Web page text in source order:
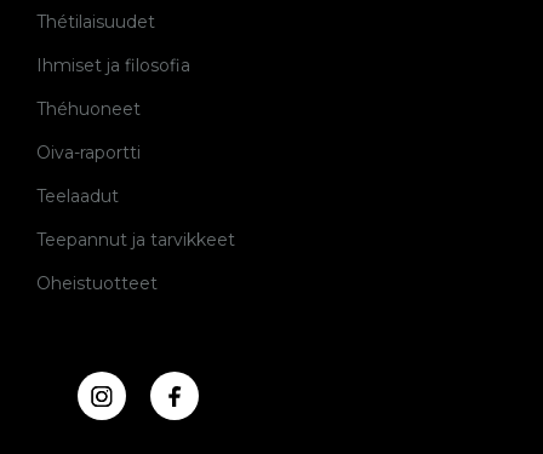
Thétilaisuudet
Ihmiset ja filosofia
Théhuoneet
Oiva-raportti
Teelaadut
Teepannut ja tarvikkeet
Oheistuotteet